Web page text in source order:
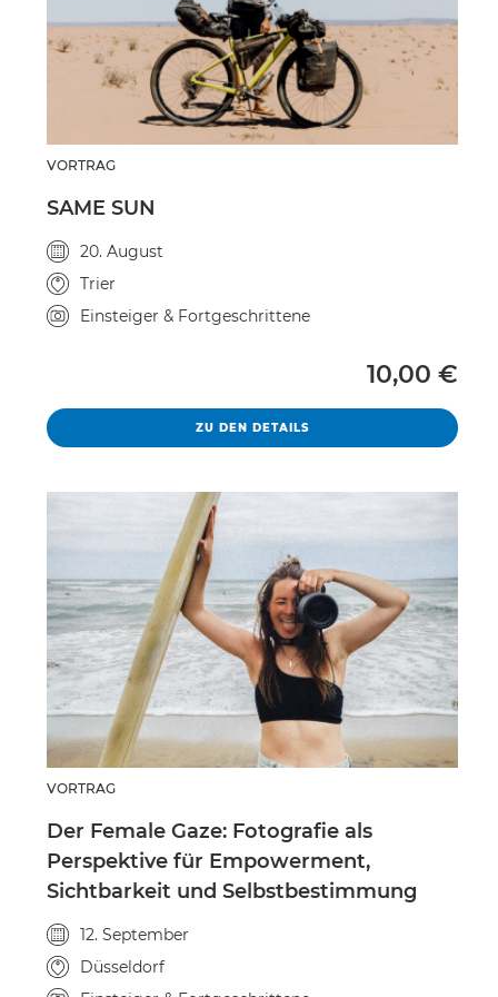
VORTRAG
SAME SUN
Veranstaltungsdatum
20. August
Veranstaltungsort
Trier
Kursniveau
Einsteiger & Fortgeschrittene
Vollpreis
10,00 €
ZU DEN DETAILSSAME SUN
VORTRAG
Der Female Gaze: Fotografie als
Perspektive für Empowerment,
Sichtbarkeit und Selbstbestimmung
Veranstaltungsdatum
12. September
Veranstaltungsort
Düsseldorf